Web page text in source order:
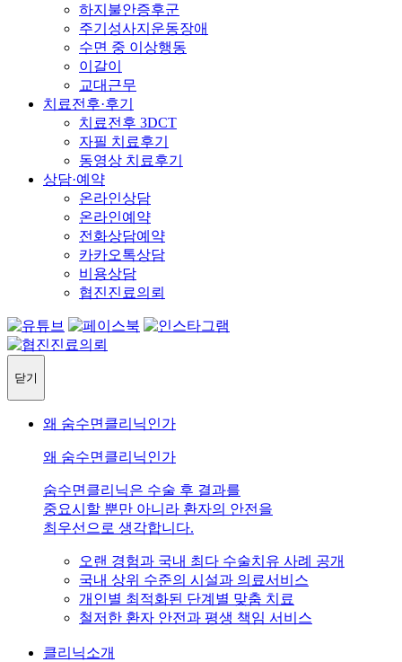
하지불안증후군
주기성사지운동장애
수면 중 이상행동
이갈이
교대근무
치료전후·후기
치료전후 3DCT
자필 치료후기
동영상 치료후기
상담·예약
온라인상담
온라인예약
전화상담예약
카카오톡상담
비용상담
협진진료의뢰
닫기
왜 숨수면클리닉인가
왜 숨수면클리닉인가
숨수면클리닉은 수술 후 결과를
중요시할 뿐만 아니라 환자의 안전을
최우선으로 생각합니다.
오랜 경험과 국내 최다 수술치유 사례 공개
국내 상위 수준의 시설과 의료서비스
개인별 최적화된 단계별 맞춤 치료
철저한 환자 안전과 평생 책임 서비스
클리닉소개